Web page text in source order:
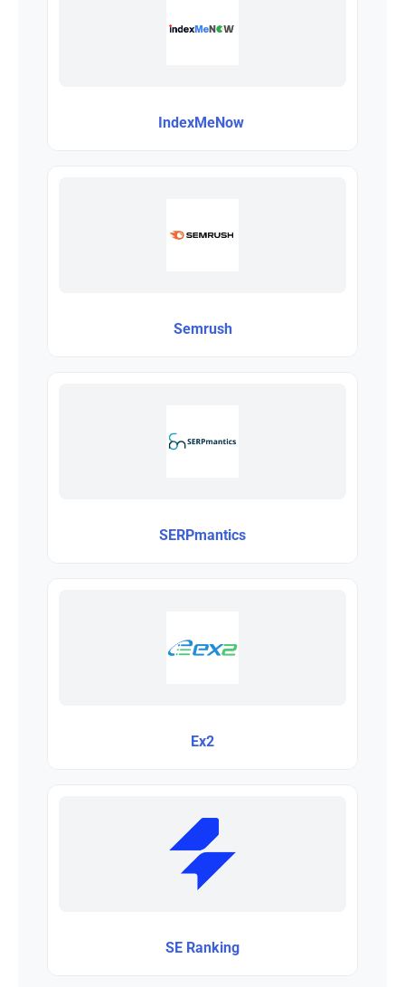
IndexMeNow
Semrush
SERPmantics
Ex2
SE Ranking